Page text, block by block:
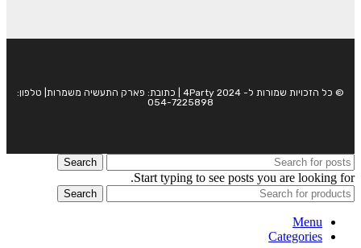
© כל הזכויות שמורות ל- 4Party 2024 | כתובת: פארק התעשיה משמרות| טלפון:
054-7225898
Search
Start typing to see posts you are looking for.
Search
Menu
Categories